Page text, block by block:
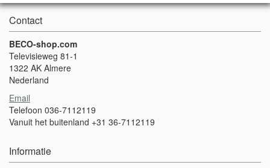
Contact
BECO-shop.com
Televisieweg 81-1
1322 AK Almere
Nederland
Email
Telefoon 036-7112119
Vanuit het buitenland +31 36-7112119
Informatie